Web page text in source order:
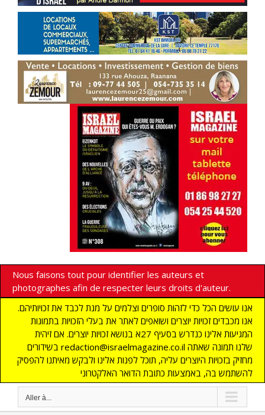
Nous faisons tout pour identifier les auteurs et
photographes afin de respecter leurs droits d'auteur.
אנו עושים הכל כדי לזהות סופרים וצלמים על מנת לכבד את זכויותיהם.
אנו מכבדים זכויות יוצרים ושואפים לאתר את בעלי הזכויות בתמונות
המגיעות אלינו כנדרש בסעיף 27א בנושא זכויות יוצרים. אם זיהית
בשידורים redaction@israelmagazine.co.il שלנו תמונה שאתה
מחזיק בזכויות היוצרים עליה, תוכל לפנות אלינו ולבקש מאיתנו להפסיק
להשתמש בה, באמצעות כתובת הדואר האלקטרוני
Aller à...